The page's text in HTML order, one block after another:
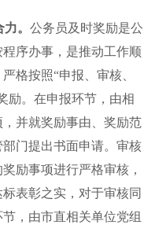
。 公务员及时奖励是公
序办事，是推动工作顺
格按照“申报、审核、
励。在申报环节，由相
并就奖励事由、奖励范
门提出书面申请。审核
励事项进行严格审核，
表彰之实，对于审核同
，由市直相关单位党组